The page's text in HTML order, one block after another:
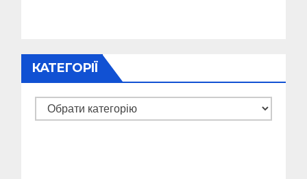
КАТЕГОРІЇ
Категорії